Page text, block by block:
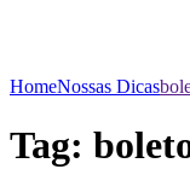
HomeNossas Dicas
Tag: